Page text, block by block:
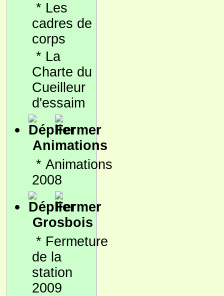
* Les
cadres de
corps
* La
Charte du
Cueilleur
d'essaim
Animations
* Animations
2008
Grosbois
* Fermeture
de la
station
2009